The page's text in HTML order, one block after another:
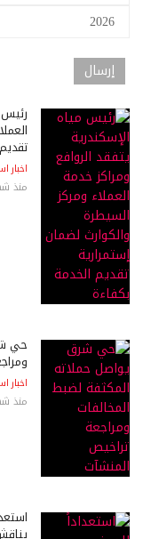
رئيس
اخبار
منذ
حي
اخبار
منذ